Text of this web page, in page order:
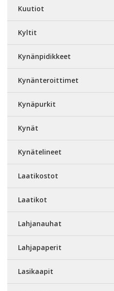
Kuutiot
Kyltit
Kynänpidikkeet
Kynänteroittimet
Kynäpurkit
Kynät
Kynätelineet
Laatikostot
Laatikot
Lahjanauhat
Lahjapaperit
Lasikaapit